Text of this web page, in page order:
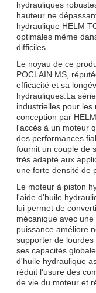
hydrauliques
hauteur ne
hydraulique HELM
optimales même
difficiles.
Le noyau de ce
POCLAIN MS,
efficacité et sa
hydrauliques.La
industrielles pour
conception par
l'accès à un moteur
des performances
fournit un couple de
très adapté aux
une forte densité de
Le moteur à piston
l'aide d'huile
lui permet de
mécanique avec
puissance améliore
supporter de
ses capacités
d'huile hydraulique
réduit l'usure des
de vie du moteur et